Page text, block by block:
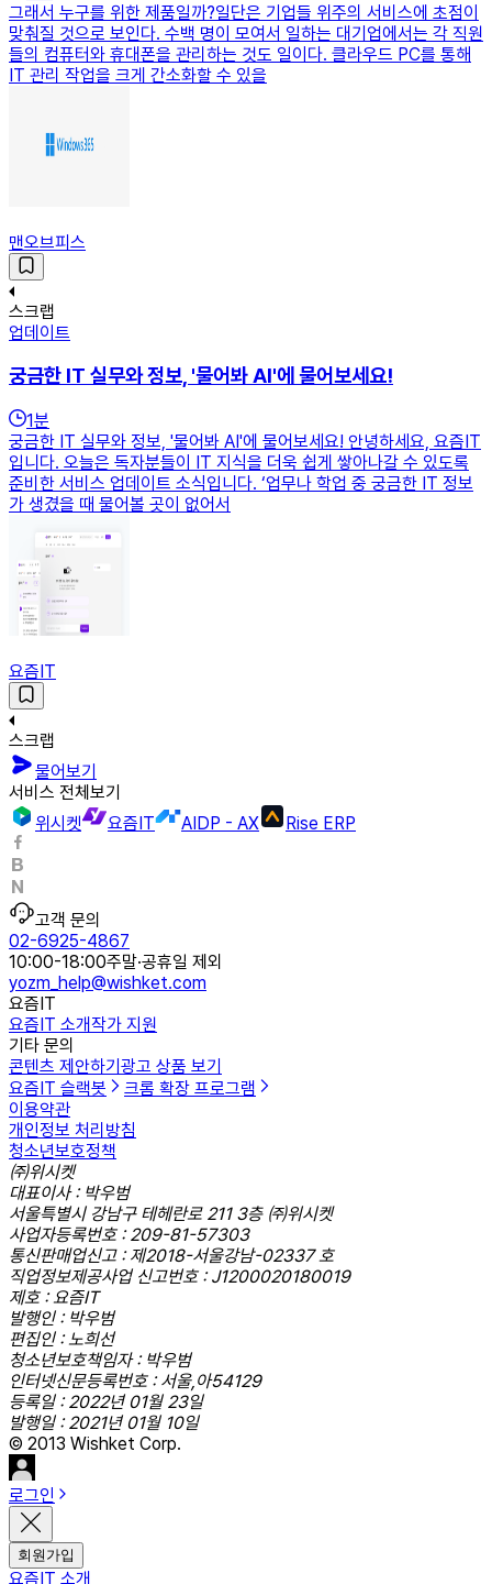
그래서 누구를 위한 제품일까?일단은 기업들 위주의 서비스에 초점이
맞춰질 것으로 보인다. 수백 명이 모여서 일하는 대기업에서는 각 직원
들의 컴퓨터와 휴대폰을 관리하는 것도 일이다. 클라우드 PC를 통해
IT 관리 작업을 크게 간소화할 수 있을
맨오브피스
스크랩
업데이트
궁금한 IT 실무와 정보, '물어봐 AI'에 물어보세요!
1분
궁금한 IT 실무와 정보, '물어봐 AI'에 물어보세요! 안녕하세요, 요즘IT
입니다. 오늘은 독자분들이 IT 지식을 더욱 쉽게 쌓아나갈 수 있도록
준비한 서비스 업데이트 소식입니다. ‘업무나 학업 중 궁금한 IT 정보
가 생겼을 때 물어볼 곳이 없어서
요즘IT
스크랩
물어보기
서비스 전체보기
위시켓
요즘IT AIDP - AX Rise ERP
고객 문의
02-6925-4867
10:00-18:00주말·공휴일 제외
yozm_help@wishket.com
요즘IT
요즘IT 소개작가 지원
기타 문의
콘텐츠 제안하기 광고 상품 보기
요즘IT 슬랙봇
크롬 확장 프로그램
이용약관
개인정보 처리방침
청소년보호정책
㈜위시켓
대표이사 : 박우범
서울특별시 강남구 테헤란로 211 3층 ㈜위시켓
사업자등록번호 : 209-81-57303
통신판매업신고 : 제2018-서울강남-02337 호
직업정보제공사업 신고번호 : J1200020180019
제호 : 요즘IT
발행인 : 박우범
편집인 : 노희선
청소년보호책임자 : 박우범
인터넷신문등록번호 : 서울,아54129
등록일 : 2022년 01월 23일
발행일 : 2021년 01월 10일
© 2013 Wishket Corp.
로그인
회원가입
요즘IT 소개